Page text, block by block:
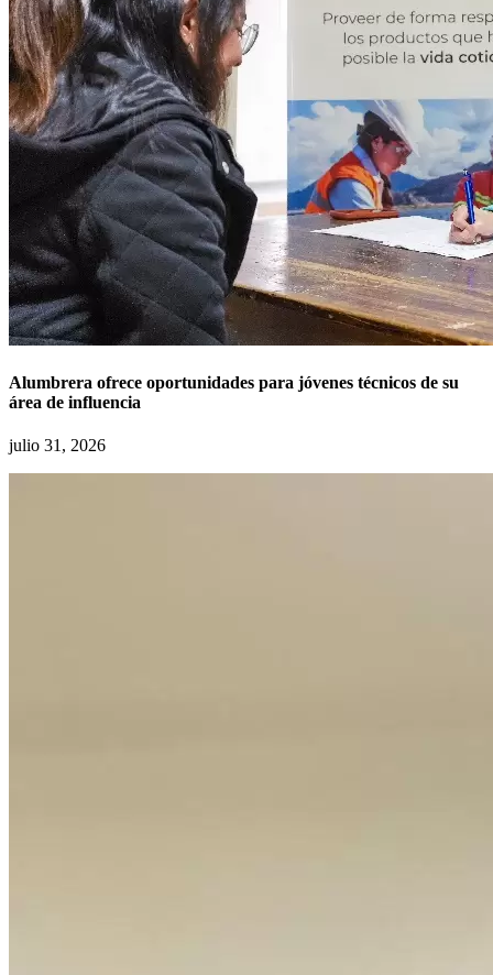
Alumbrera ofrece oportunidades para jóvenes técnicos de su
área de influencia
julio 31, 2026